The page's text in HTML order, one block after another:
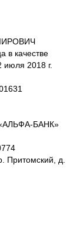
в качестве
июля 2018 г.
БАНК»
Притомский, д.